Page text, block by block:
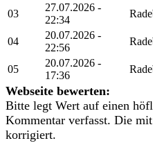
03
27.07.2026 -
22:34
04
20.07.2026 -
22:56
05
20.07.2026 -
17:36
Webseite bewerten:
Bitte legt Wert auf einen
Kommentar verfasst. Die
korrigiert.